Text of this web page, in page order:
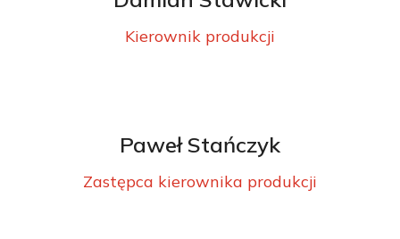
Kierownik produkcji
Paweł Stańczyk
Zastępca kierownika produkcji